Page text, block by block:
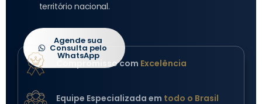
território nacional.
Agende sua
Consulta pelo
WhatsApp
Compromisso com Excelência
Equipe Especializada em todo o Brasil